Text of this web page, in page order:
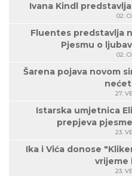
Ivana Kindl
02.
Fluentes predstavlja
Pjesmu o
02.
Šarena pojava novom
27.
Istarska umjetnica
prepjeva
23.
Ika i Vića donose
vrijeme
23.